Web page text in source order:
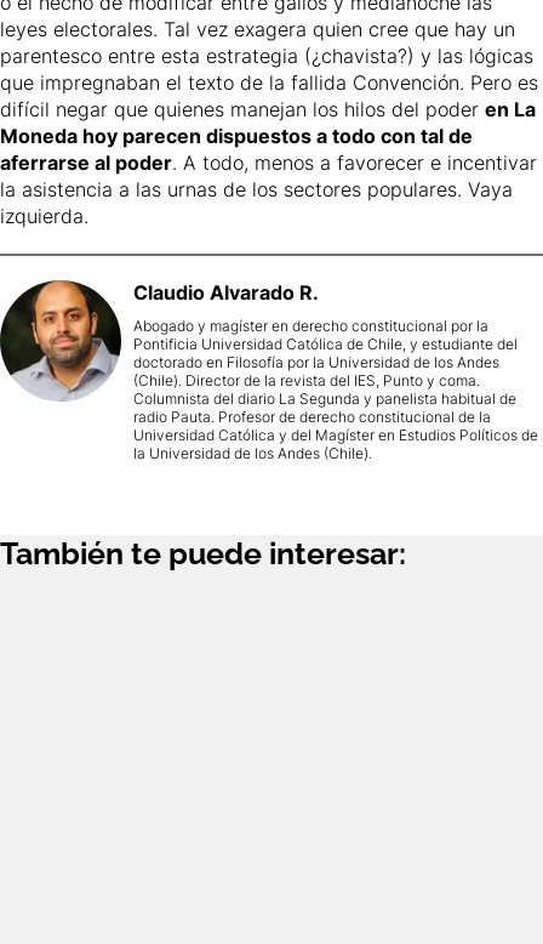
leyes electorales. Tal vez exagera quien cree que hay un
parentesco entre esta estrategia (¿chavista?) y las lógicas
que impregnaban el texto de la fallida Convención. Pero es
difícil negar que quienes manejan los hilos del poder en La
Moneda hoy parecen dispuestos a todo con tal de
aferrarse al poder. A todo, menos a favorecer e incentivar
la asistencia a las urnas de los sectores populares. Vaya
izquierda.
Claudio Alvarado R.
Abogado y magíster en derecho constitucional por la
Pontificia Universidad Católica de Chile, y estudiante del
doctorado en Filosofía por la Universidad de los Andes
(Chile). Director de la revista del IES, Punto y coma.
Columnista del diario La Segunda y panelista habitual de
radio Pauta. Profesor de derecho constitucional de la
Universidad Católica y del Magíster en Estudios Políticos de
la Universidad de los Andes (Chile).
También te puede interesar: